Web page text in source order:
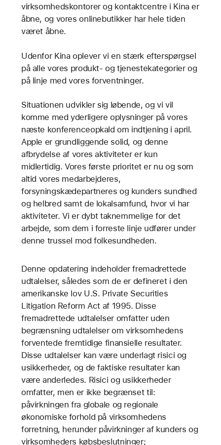
virksomhedskontorer og kontaktcentre i Kina er
åbne, og vores onlinebutikker har hele tiden
været åbne.
Udenfor Kina oplever vi en stærk efterspørgsel
på alle vores produkt- og tjenestekategorier og
på linje med vores forventninger.
Situationen udvikler sig løbende, og vi vil
komme med yderligere oplysninger på vores
næste konferenceopkald om indtjening i april.
Apple er grundliggende solid, og denne
afbrydelse af vores aktiviteter er kun
midlertidig. Vores første prioritet er nu og som
altid vores medarbejderes,
forsyningskædepartneres og kunders sundhed
og helbred samt de lokalsamfund, hvor vi har
aktiviteter. Vi er dybt taknemmelige for det
arbejde, som dem i forreste linje udfører under
denne trussel mod folkesundheden.
Denne opdatering indeholder fremadrettede
udtalelser, således som de er defineret i den
amerikanske lov U.S. Private Securities
Litigation Reform Act af 1995. Disse
fremadrettede udtalelser omfatter uden
begrænsning udtalelser om virksomhedens
forventede fremtidige finansielle resultater.
Disse udtalelser kan være underlagt risici og
usikkerheder, og de faktiske resultater kan
være anderledes. Risici og usikkerheder
omfatter, men er ikke begrænset til:
påvirkningen fra globale og regionale
økonomiske forhold på virksomhedens
forretning, herunder påvirkninger af kunders og
virksomheders købsbeslutninger;